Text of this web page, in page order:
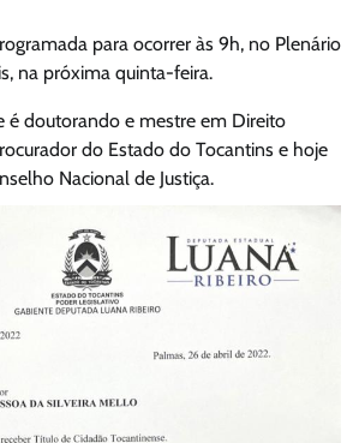
para ocorrer às 9h, no Plenário
na próxima quinta-feira.
é doutorando e mestre em Direito
do Estado do Tocantins e hoje
Nacional de Justiça.